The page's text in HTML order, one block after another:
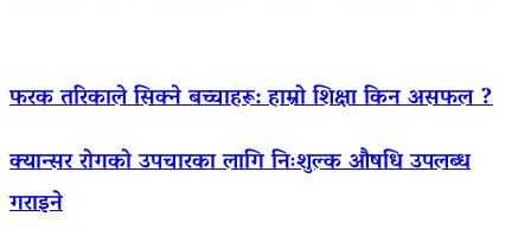
फरक तरिकाले सिक्ने बच्चाहरू: हाम्रो शिक्षा किन असफल ?
क्यान्सर रोगको उपचारका लागि निःशुल्क औषधि उपलब्ध
गराइने